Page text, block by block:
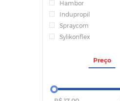
Hambor
Indupropil
Spraycom
Sylikonflex
Preço